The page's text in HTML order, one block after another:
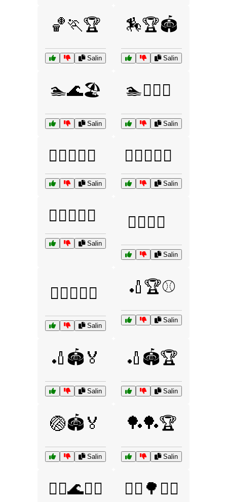
🏀🏃🏆
Salin
🏇🏆🏟️
Salin
🏊🌊🏖️
Salin
🏊🏊‍♀️🏅
Salin
🏋️‍♂️🏋️‍♀️🏅
Salin
🏋️‍♂️🏋️‍♀️💪
Salin
🏋️‍♂️💪🏋️‍♀️
Salin
🏌️‍♂️⛳🏅
Salin
🏌️‍♂️⛳🏌️‍♀️
Salin
🏏🏆⚾
Salin
🏏🏟️🏅
Salin
🏏🏟️🏆
Salin
🏐🏟️🏅
Salin
🏓🏓🏆
Salin
🚣‍♂️🌊🚣‍♀️ 🚴‍♂️🌳🚴‍♀️